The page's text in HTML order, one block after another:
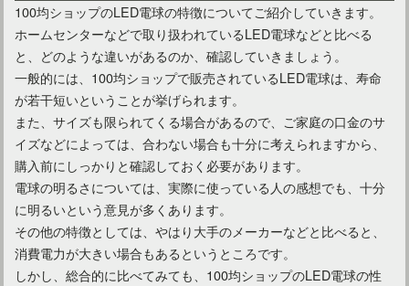
屋外で使用する間接照明の選び方！LEDの人気商品もご紹介
100均ショップのLED電球の特徴についてご紹介していきます。
ホームセンターなどで取り扱われているLED電球などと比べる
と、どのような違いがあるのか、確認していきましょう。
一般的には、100均ショップで販売されているLED電球は、寿命
が若干短いということが挙げられます。
また、サイズも限られてくる場合があるので、ご家庭の口金のサ
イズなどによっては、合わない場合も十分に考えられますから、
購入前にしっかりと確認しておく必要があります。
電球の明るさについては、実際に使っている人の感想でも、十分
に明るいという意見が多くあります。
その他の特徴としては、やはり大手のメーカーなどと比べると、
消費電力が大きい場合もあるというところです。
しかし、総合的に比べてみても、100均ショップのLED電球の性